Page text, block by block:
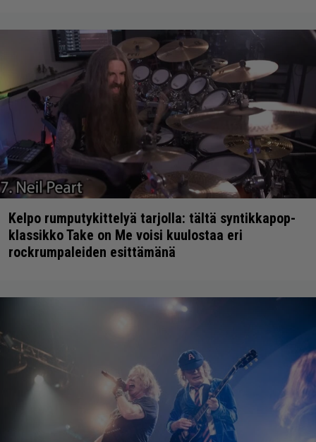
Kelpo rumputykittelyä tarjolla: tältä syntikkapop-
klassikko Take on Me voisi kuulostaa eri
rockrumpaleiden esittämänä